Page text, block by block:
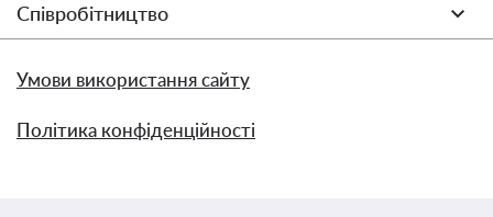
Співробітництво
Умови використання сайту
Політика конфіденційності